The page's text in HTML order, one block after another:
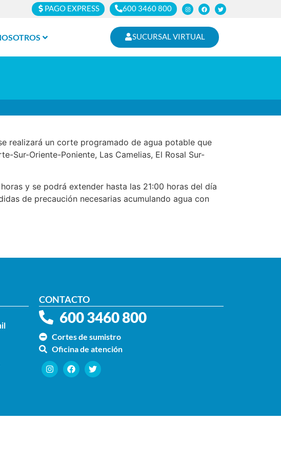
PAGO EXPRESS 600 3460 800
SUCURSAL VIRTUAL
realizará un corte programado de agua potable que
Sur-Oriente-Poniente, Las Camelias, El Rosal Sur-
y se podrá extender hasta las 21:00 horas del día
de precaución necesarias acumulando agua con
CONTACTO
600 3460 800
Cortes de sumistro
Oficina de atención